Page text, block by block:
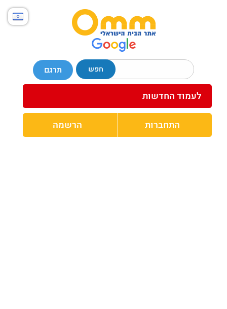
חפש תרגם
לעמוד החדשות
התחברות הרשמה